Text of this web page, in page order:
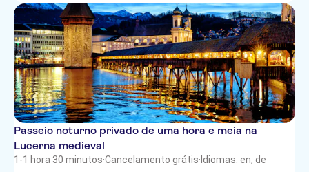
Passeio noturno privado de uma hora e meia na
Lucerna medieval
1-1 hora 30 minutos·Cancelamento grátis· Idiomas: en, de